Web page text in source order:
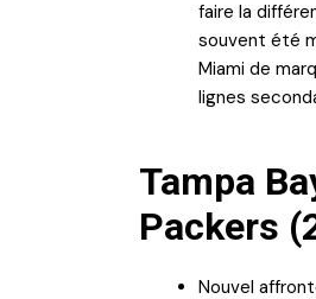
faire la
souvent été
Miami de
lignes
Tampa
Packers
Nouvel